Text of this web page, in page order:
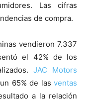
Las cifras
de compra.
vendieron 7.337
el 42% de los
JAC
Motors
65% de las ventas
a la relación